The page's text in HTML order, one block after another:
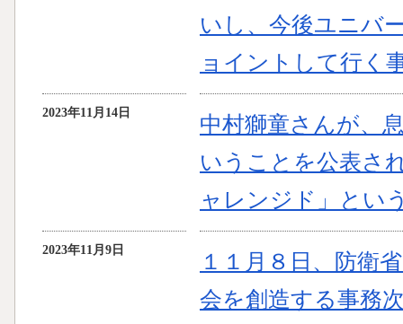
いし、今後ユニバ
ョイントして行く
2023年11月14日
中村獅童さんが、
いうことを公表さ
ャレンジド」とい
2023年11月9日
１１月８日、防衛
会を創造する事務